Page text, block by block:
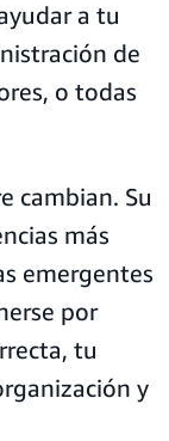
a tu
de
o todas
cambian. Su
más
emergentes
por
tu
y